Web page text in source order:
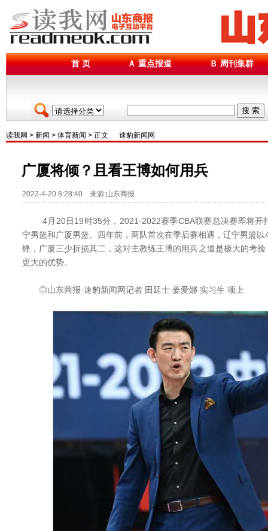
首 页 Ａ 重点报道 Ｂ 周刊集群
搜 索
读我网 > 新闻 > 体育新闻 > 正文 速豹新闻网
广厦将倾？且看王博如何用兵
2022-4-20 8:28:40 来源:山东商报
4月20日19时35分，2021-2022赛季CBA联赛总决赛即将开
宁男篮和广厦男篮。四年前，两队首次在季后赛相遇，辽宁男篮
锋，广厦三少折损其二，这对主教练王博的用兵之道是极大的考
更大的优势。
◎山东商报·速豹新闻网记者 田延士 姜爱娜 实习生 项上